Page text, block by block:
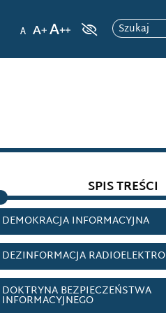
Szukaj
SPIS TREŚCI
DEEPFAKE
DEEP WEB/INVISIBLE WEB
DEMOKRACJA INFORMACYJNA
DEZINFORMACJA
DOKTRYNA BEZPIECZEŃSTWA
INFORMACYJNEGO